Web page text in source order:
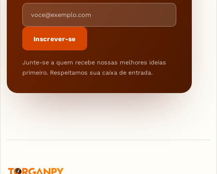
Endereço de e-mail
Inscrever-se
Junte-se a quem recebe nossas melhores ideias
primeiro. Respeitamos sua caixa de entrada.